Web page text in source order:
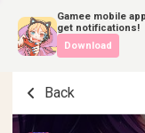
Gamee mobile
get notifications!
Download
Back